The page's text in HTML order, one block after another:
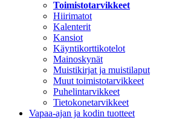
Toimistotarvikkeet
Hiirimatot
Kalenterit
Kansiot
Käyntikorttikotelot
Mainoskynät
Muistikirjat ja muistilaput
Muut toimistotarvikkeet
Puhelintarvikkeet
Tietokonetarvikkeet
Vapaa-ajan ja kodin tuotteet